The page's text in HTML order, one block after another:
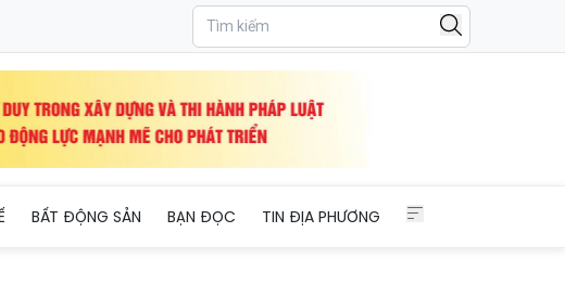
BẤT ĐỘNG SẢN BẠN ĐỌC TIN ĐỊA PHƯƠNG